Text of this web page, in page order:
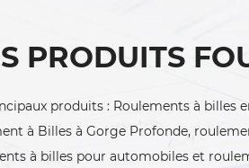
PRODUITS
produits : Roulements à billes
à Billes à Gorge Profonde,
à billes pour automobiles et